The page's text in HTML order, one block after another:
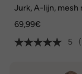
Jurk, A-lijn, mesh
69,99€
5